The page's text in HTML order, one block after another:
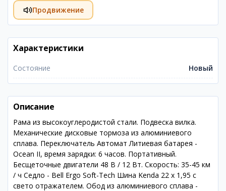
Продвижение
Характеристики
Состояние Новый
Описание
Рама из высокоуглеродистой стали. Подвеска вилка.
Механические дисковые тормоза из алюминиевого
сплава. Переключатель Автомат Литиевая батарея -
Ocean II, время зарядки: 6 часов. Портативный.
Бесщеточные двигатели 48 В / 12 Вт. Скорость: 35-45 км
/ ч Седло - Bell Ergo Soft-Tech Шина Kenda 22 x 1,95 с
свето отражателем. Обод из алюминиевого сплава -